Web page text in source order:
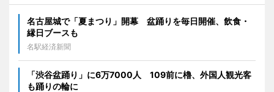
名古屋城で「夏まつり」開幕 盆踊りを毎日開催、飲食・
縁日ブースも
名駅経済新聞
「渋谷盆踊り」に6万7000人 109前に櫓、外国人観光客
も踊りの輪に